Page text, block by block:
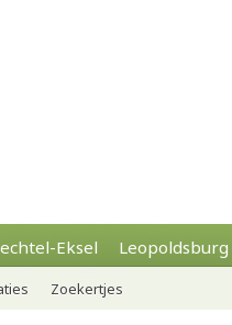
Eksel Leopoldsburg
Zoekertjes